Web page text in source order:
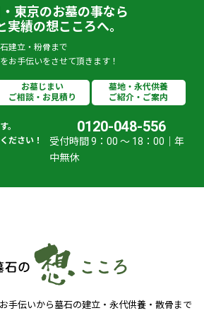
東京のお墓の事なら
実績の想こころへ。
建立・粉骨まで
お手伝いをさせて頂きます！
お墓じまい
ご相談・お見積り
墓地・永代供養
ご紹介・ご案内
。
ださい！
0120-048-556
受付時間 9：00 ～ 18：00｜年
中無休
手伝いから墓石の建立・永代供養・散骨まで